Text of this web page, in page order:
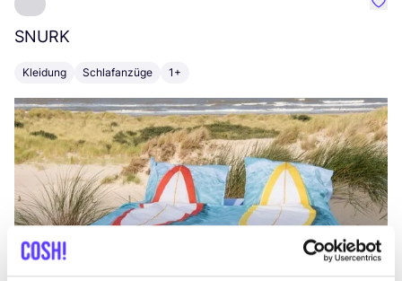
SNURK
Kleidung Schlafanzüge 1+